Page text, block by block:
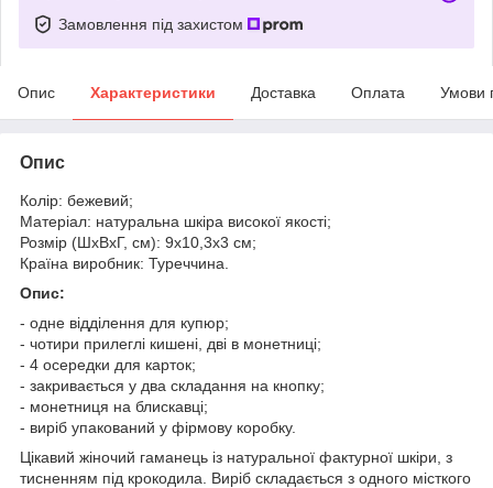
Замовлення під захистом
Опис Характеристики Доставка Оплата Умови
Опис
Колір: бежевий;
Матеріал: натуральна шкіра високої якості;
Розмір (ШхВхГ, см): 9х10,3х3 см;
Країна виробник: Туреччина.
Опис:
- одне відділення для купюр;
- чотири прилеглі кишені, дві в монетниці;
- 4 осередки для карток;
- закривається у два складання на кнопку;
- монетниця на блискавці;
- виріб упакований у фірмову коробку.
Цікавий жіночий гаманець із натуральної фактурної шкіри, з
тисненням під крокодила. Виріб складається з одного місткого